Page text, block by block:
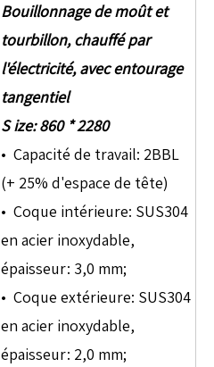
Bouillonnage de moût et
tourbillon, chauffé par
l'électricité, avec entourage
tangentiel
Size: 860 * 2280
• Capacité de travail: 2BBL
(+ 25% d'espace de tête)
• Coque intérieure: SUS304
en acier inoxydable,
épaisseur: 3,0 mm;
• Coque extérieure: SUS304
en acier inoxydable,
épaisseur: 2,0 mm;